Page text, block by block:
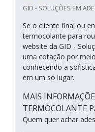
GID - SOLUÇÕES EM
Se o cliente final ou
termocolante para
website da GID -
uma cotação por
conhecendo a
em um só lugar.
MAIS
TERMOCOLANTE
Quem quer achar